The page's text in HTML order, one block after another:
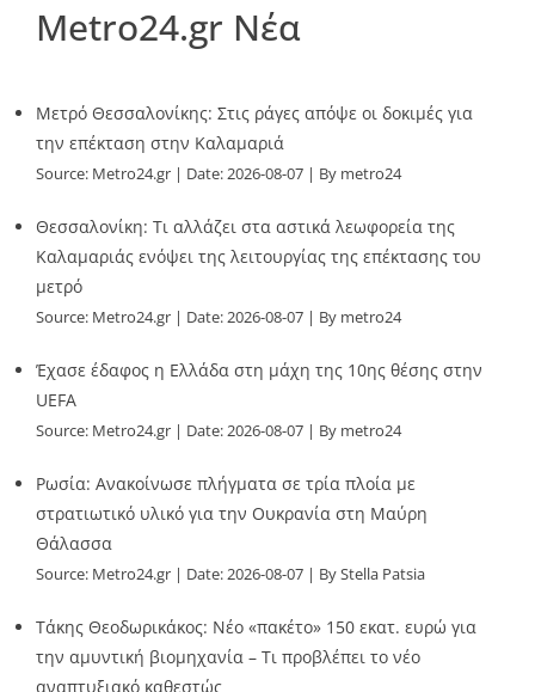
Metro24.gr Νέα
Μετρό Θεσσαλονίκης: Στις ράγες απόψε οι δοκιμές για
την επέκταση στην Καλαμαριά
Source: Metro24.gr Date: 2026-08-07 By metro24
Θεσσαλονίκη: Τι αλλάζει στα αστικά λεωφορεία της
Καλαμαριάς ενόψει της λειτουργίας της επέκτασης του
μετρό
Source: Metro24.gr Date: 2026-08-07 By metro24
Έχασε έδαφος η Ελλάδα στη μάχη της 10ης θέσης στην
UEFA
Source: Metro24.gr Date: 2026-08-07 By metro24
Ρωσία: Ανακοίνωσε πλήγματα σε τρία πλοία με
στρατιωτικό υλικό για την Ουκρανία στη Μαύρη
Θάλασσα
Source: Metro24.gr Date: 2026-08-07 By Stella Patsia
Τάκης Θεοδωρικάκος: Νέο «πακέτο» 150 εκατ. ευρώ για
την αμυντική βιομηχανία – Τι προβλέπει το νέο
αναπτυξιακό καθεστώς